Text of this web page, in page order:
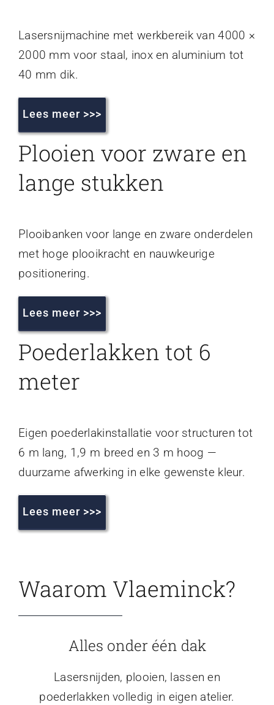
Lasersnijmachine met werkbereik van 4000 ×
2000 mm voor staal, inox en aluminium tot
40 mm dik.
Lees meer >>>
Plooien voor zware en
lange stukken
Plooibanken voor lange en zware onderdelen
met hoge plooikracht en nauwkeurige
positionering.
Lees meer >>>
Poederlakken tot 6
meter
Eigen poederlakinstallatie voor structuren tot
6 m lang, 1,9 m breed en 3 m hoog —
duurzame afwerking in elke gewenste kleur.
Lees meer >>>
Waarom Vlaeminck?
Alles onder één dak
Lasersnijden, plooien, lassen en
poederlakken volledig in eigen atelier.